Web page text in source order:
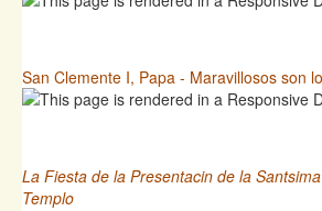
San Clemente I, Papa - Maravillosos son
La Fiesta de la Presentacin de la
Templo